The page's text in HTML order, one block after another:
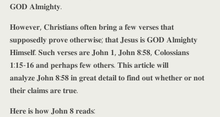
𝐆𝐎𝐃 𝐀𝐥𝐦𝐢𝐠𝐡𝐭𝐲.
𝐇𝐨𝐰𝐞𝐯𝐞𝐫, 𝐂𝐡𝐫𝐢𝐬𝐭𝐢𝐚𝐧𝐬 𝐨𝐟𝐭𝐞𝐧 𝐛𝐫𝐢𝐧𝐠 𝐚 𝐟𝐞𝐰 𝐯𝐞𝐫𝐬𝐞𝐬 𝐭𝐡𝐚𝐭
𝐬𝐮𝐩𝐩𝐨𝐬𝐞𝐝𝐥𝐲 𝐩𝐫𝐨𝐯𝐞 𝐨𝐭𝐡𝐞𝐫𝐰𝐢𝐬𝐞; 𝐭𝐡𝐚𝐭 𝐉𝐞𝐬𝐮𝐬 𝐢𝐬 𝐆𝐎𝐃 𝐀𝐥𝐦𝐢𝐠𝐡𝐭𝐲
𝐇𝐢𝐦𝐬𝐞𝐥𝐟. 𝐒𝐮𝐜𝐡 𝐯𝐞𝐫𝐬𝐞𝐬 𝐚𝐫𝐞 𝐉𝐨𝐡𝐧 𝟏, 𝐉𝐨𝐡𝐧 𝟖:𝟓𝟖, 𝐂𝐨𝐥𝐨𝐬𝐬𝐢𝐚𝐧𝐬
𝟏:𝟏𝟓-𝟏𝟔 𝐚𝐧𝐝 𝐩𝐞𝐫𝐡𝐚𝐩𝐬 𝐟𝐞𝐰 𝐨𝐭𝐡𝐞𝐫𝐬. 𝐓𝐡𝐢𝐬 𝐚𝐫𝐭𝐢𝐜𝐥𝐞 𝐰𝐢𝐥𝐥
𝐚𝐧𝐚𝐥𝐲𝐳𝐞 𝐉𝐨𝐡𝐧 𝟖:𝟓𝟖 𝐢𝐧 𝐠𝐫𝐞𝐚𝐭 𝐝𝐞𝐭𝐚𝐢𝐥 𝐭𝐨 𝐟𝐢𝐧𝐝 𝐨𝐮𝐭 𝐰𝐡𝐞𝐭𝐡𝐞𝐫 𝐨𝐫 𝐧𝐨𝐭
𝐭𝐡𝐞𝐢𝐫 𝐜𝐥𝐚𝐢𝐦𝐬 𝐚𝐫𝐞 𝐭𝐫𝐮𝐞.
𝐇𝐞𝐫𝐞 𝐢𝐬 𝐡𝐨𝐰 𝐉𝐨𝐡𝐧 𝟖 𝐫𝐞𝐚𝐝𝐬: